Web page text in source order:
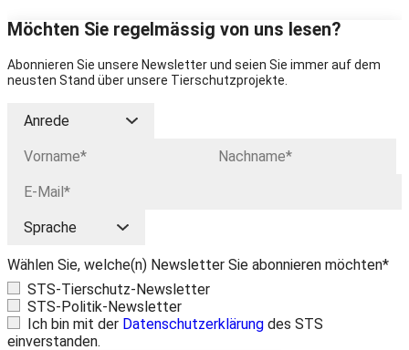
Möchten Sie regelmässig von uns lesen?
Abonnieren Sie unsere Newsletter und seien Sie immer auf dem
neusten Stand über unsere Tierschutzprojekte.
Wählen Sie, welche(n) Newsletter Sie abonnieren möchten*
STS-Tierschutz-Newsletter
STS-Politik-Newsletter
Ich bin mit der Datenschutzerklärung des STS
einverstanden.